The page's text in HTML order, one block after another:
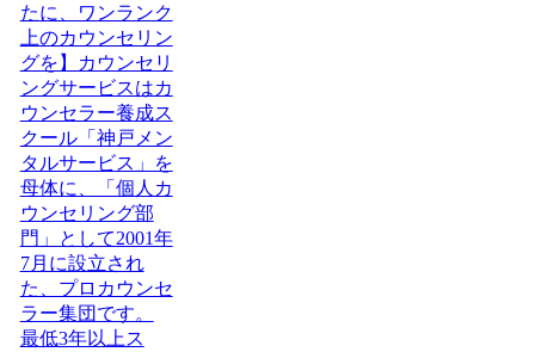
たに、ワンランク
上のカウンセリン
グを】カウンセリ
ングサービスはカ
ウンセラー養成ス
クール「神戸メン
タルサービス」を
母体に、「個人カ
ウンセリング部
門」として2001年
7月に設立され
た、プロカウンセ
ラー集団です。
最低3年以上ス